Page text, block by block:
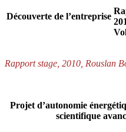
Découverte de l’entreprise
Rapport stage, 2010, Rouslan
Projet d’autonomie
scientifique